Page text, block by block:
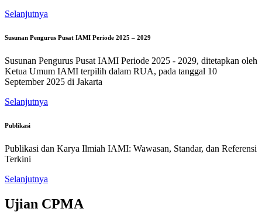
Selanjutnya
Susunan Pengurus Pusat IAMI Periode 2025 – 2029
Susunan Pengurus Pusat IAMI Periode 2025 - 2029, ditetapkan oleh
Ketua Umum IAMI terpilih dalam RUA, pada tanggal 10
September 2025 di Jakarta
Selanjutnya
Publikasi
Publikasi dan Karya Ilmiah IAMI: Wawasan, Standar, dan Referensi
Terkini
Selanjutnya
Ujian CPMA